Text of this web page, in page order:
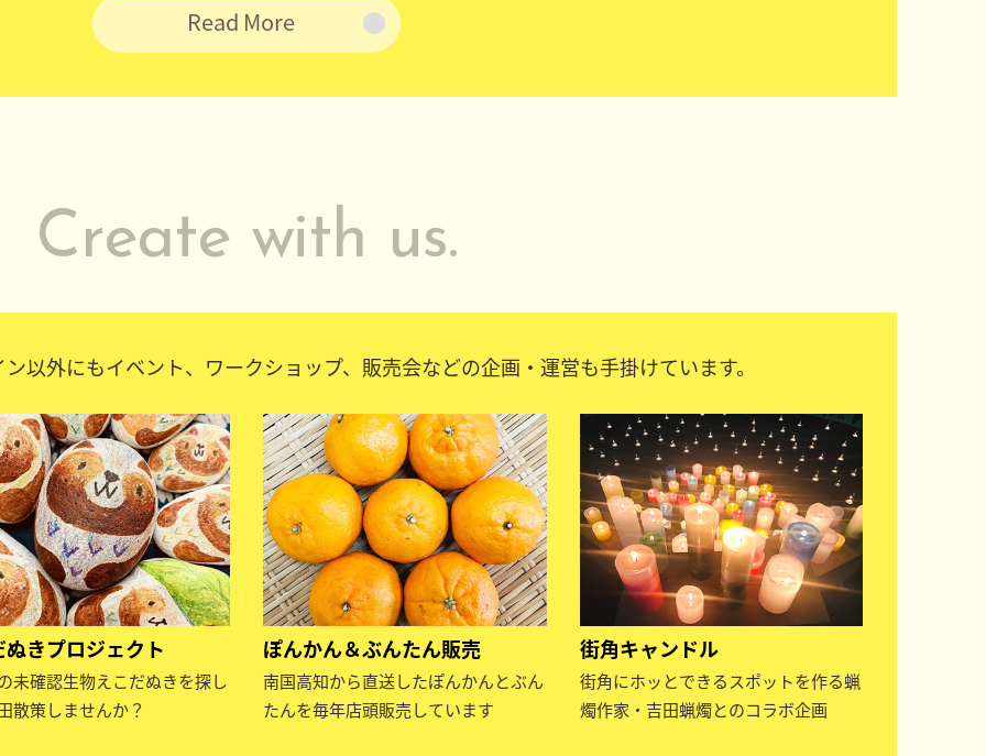
Read More
Create with us.
以外にもイベント、ワークショップ、販売会などの企画・運営も手掛けています。
きプロジェクト
未確認生物えこだぬきを探し
散策しませんか？
ぽんかん＆ぶんたん販売
南国高知から直送したぽんかんとぶん
たんを毎年店頭販売しています
街角キャンドル
街角にホッとできるスポットを作る蝋
燭作家・吉田蝋燭とのコラボ企画